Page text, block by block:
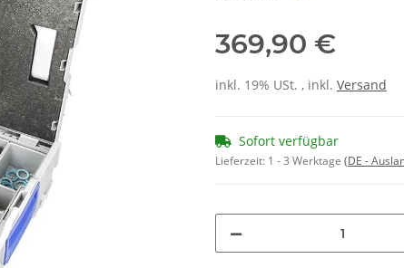
369,90 €
inkl. 19% USt. , inkl. Versand
Sofort verfügbar
Lieferzeit: 1 - 3 Werktage (DE -